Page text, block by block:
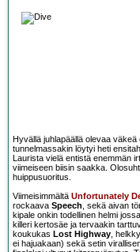
Hyvällä juhlapäällä olevaa
tunnelmassakin löytyi heti
Laurista vielä entistä enemmän
viimeiseen biisin saakka.
huippusuoritus.
Viimeisimmältä Unfortunately
rockaava Speech, sekä aivan
kipale onkin todellinen helmi
killeri kertosäe ja tervaakin
koukukas Lost Highway,
ei hajuakaan) sekä setin